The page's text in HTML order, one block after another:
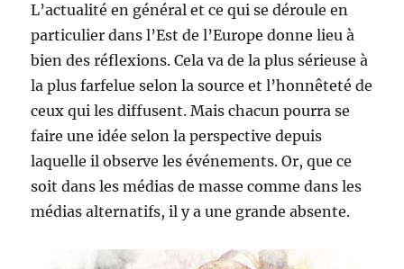
L’actualité en général et ce qui se déroule en
particulier dans l’Est de l’Europe donne lieu à
bien des réflexions. Cela va de la plus sérieuse à
la plus farfelue selon la source et l’honnêteté de
ceux qui les diffusent. Mais chacun pourra se
faire une idée selon la perspective depuis
laquelle il observe les événements. Or, que ce
soit dans les médias de masse comme dans les
médias alternatifs, il y a une grande absente.